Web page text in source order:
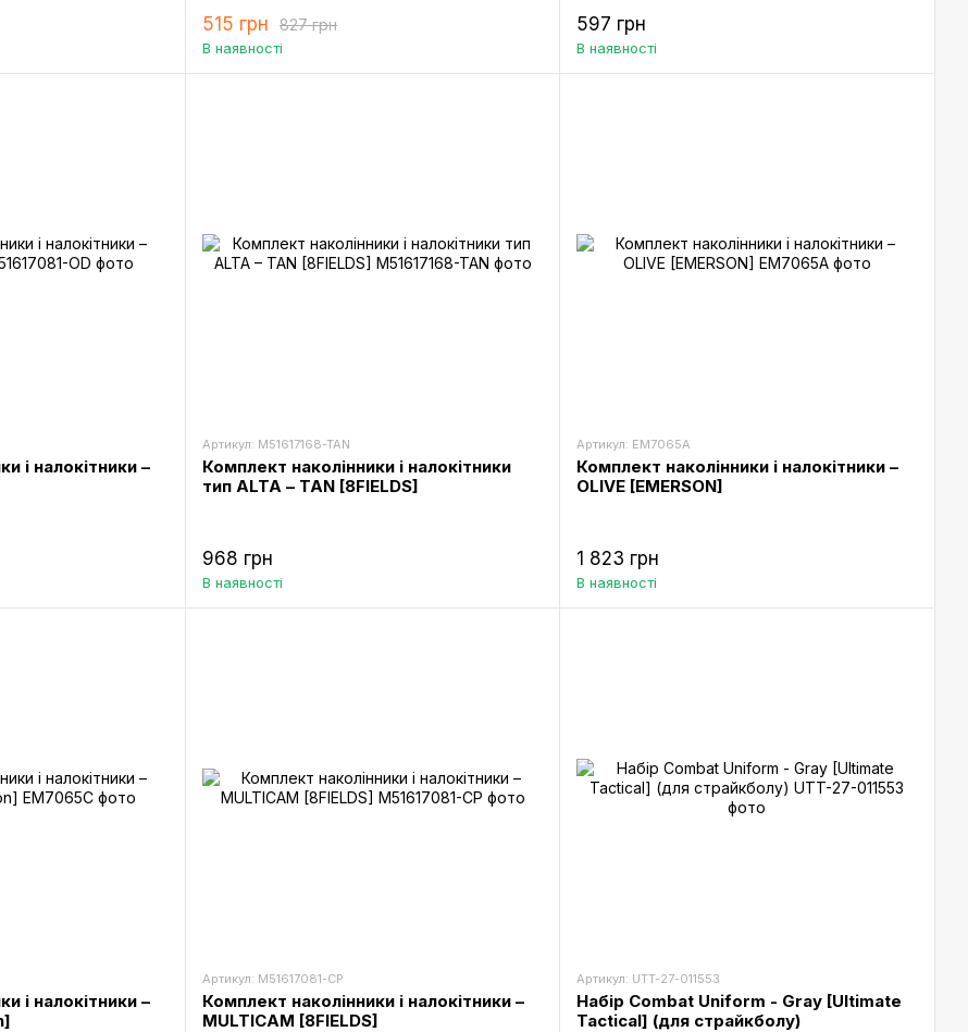
827 грн
515 грн
В наявності
597 грн
В наявності
і налокітники –
Артикул: M51617168-TAN
Комплект наколінники і налокітники
тип ALTA – TAN [8FIELDS]
968 грн
В наявності
Артикул: EM7065A
Комплект наколінники і налокітники –
OLIVE [EMERSON]
1 823 грн
В наявності
і налокітники –
Артикул: M51617081-CP
Комплект наколінники і налокітники –
MULTICAM [8FIELDS]
Артикул: UTT-27-011553
Набір Combat Uniform - Gray [Ultimate
Tactical] (для страйкболу)